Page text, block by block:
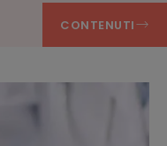
CONTENUTI